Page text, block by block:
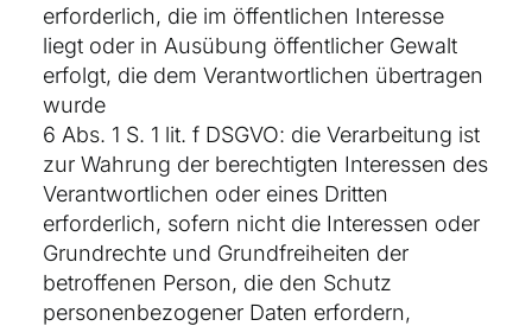
erforderlich, die im öffentlichen Interesse
liegt oder in Ausübung öffentlicher Gewalt
erfolgt, die dem Verantwortlichen übertragen
wurde
6 Abs. 1 S. 1 lit. f DSGVO: die Verarbeitung ist
zur Wahrung der berechtigten Interessen des
Verantwortlichen oder eines Dritten
erforderlich, sofern nicht die Interessen oder
Grundrechte und Grundfreiheiten der
betroffenen Person, die den Schutz
personenbezogener Daten erfordern,